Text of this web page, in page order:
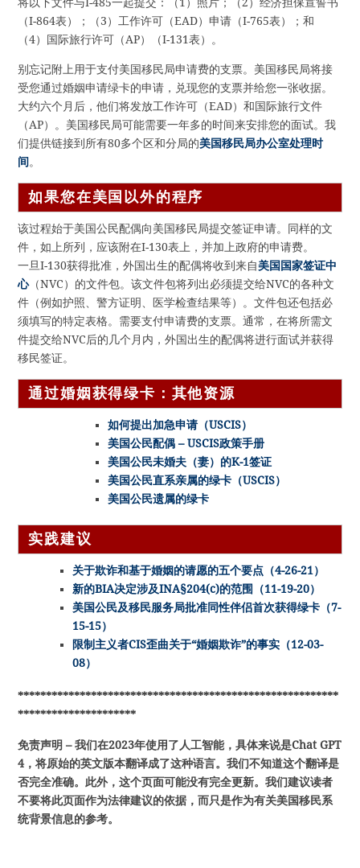
（I-864表）；（3）工作许可（EAD）申请（I-765表）；和
（4）国际旅行许可（AP）（I-131表）。
别忘记附上用于支付美国移民局申请费的支票。美国移民局将接
受您通过婚姻申请绿卡的申请，兑现您的支票并给您一张收据。
大约六个月后，他们将发放工作许可（EAD）和国际旅行文件
（AP）。美国移民局可能需要一年多的时间来安排您的面试。我
们提供链接到所有80多个区和分局的美国移民局办公室处理时
间 。
如果您在美国以外的程序
该过程始于美国公民配偶向美国移民局提交签证申请。同样的文
件，如上所列，应该附在I-130表上，并加上政府的申请费。
一旦I-130获得批准，外国出生的配偶将收到来自美国国家签证中
心（NVC）的文件包。该文件包将列出必须提交给NVC的各种文
件（例如护照、警方证明、医学检查结果等）。文件包还包括必
须填写的特定表格。需要支付申请费的支票。通常，在将所需文
件提交给NVC后的几个月内，外国出生的配偶将进行面试并获得
移民签证。
通过婚姻获得绿卡：其他资源
如何提出加急申请（USCIS）
美国公民配偶 – USCIS政策手册
美国公民未婚夫（妻）的K-1签证
美国公民直系亲属的绿卡（USCIS）
美国公民遗属的绿卡
实践建议
关于欺诈和基于婚姻的请愿的五个要点（4-26-21）
新的BIA决定涉及INA§204(c)的范围（11-19-20）
美国公民及移民服务局批准同性伴侣首次获得绿卡（7-
15-15）
限制主义者CIS歪曲关于“婚姻欺诈”的事实（12-03-
08）
*********************************************************
*********************
免责声明 –我们在2023年使用了人工智能，具体来说是Chat GPT
4，将原始的英文版本翻译成了这种语言。我们不知道这个翻译是
否完全准确。此外，这个页面可能没有完全更新。我们建议读者
不要将此页面作为法律建议的依据，而只是作为有关美国移民系
统背景信息的参考。